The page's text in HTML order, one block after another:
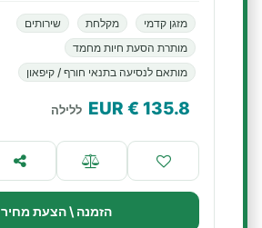
מזגן קדמי מקלחת
שירותים
מותרת הסעת חיות מחמד
מותאם לנסיעה בתנאי חורף / קיפאון
135.8
€ EUR ללילה
הזמנה \ הצעת מחיר